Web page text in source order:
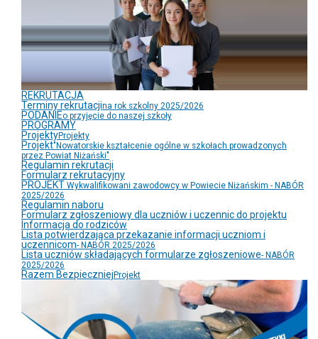
REKRUTACJA
Terminy rekrutacjina rok szkolny 2025/2026
PODANIEo przyjęcie do naszej szkoły
PROGRAMY
ProjektyProjekty
Projekt"Nowatorskie kształcenie ogólne w szkołach prowadzonych
przez Powiat Niżański"
Regulamin rekrutacji
Formularz rekrutacyjny
PROJEKT Wykwalifikowani zawodowcy w Powiecie Niżańskim - NABÓR
2025/2026
Regulamin naboru
Formularz zgłoszeniowy dla uczniów i uczennic do projektu
Informacja do rodziców
Lista potwierdzająca przekazanie informacji uczniom i
uczennicom- NABÓR 2025/2026
Lista uczniów składających formularze zgłoszeniowe- NABÓR
2025/2026
Razem Bezpieczniej Projekt